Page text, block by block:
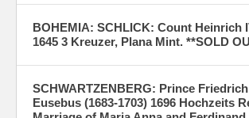
BOHEMIA: SCHLICK: Count Heinrich
1645 3 Kreuzer, Plana Mint. **SOLD
SCHWARTZENBERG: Prince
Eusebus (1683-1703) 1696 Hochzeits